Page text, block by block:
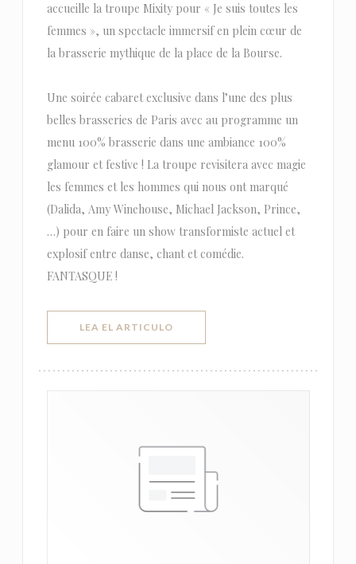
accueille la troupe Mixity pour « Je suis toutes les
femmes », un spectacle immersif en plein cœur de
la brasserie mythique de la place de la Bourse.
Une soirée cabaret exclusive dans l’une des plus
belles brasseries de Paris avec au programme un
menu 100% brasserie dans une ambiance 100%
glamour et festive ! La troupe revisitera avec magie
les femmes et les hommes qui nous ont marqué
(Dalida, Amy Winehouse, Michael Jackson, Prince,
…) pour en faire un show transformiste actuel et
explosif entre danse, chant et comédie.
FANTASQUE !
LEA EL ARTICULO((ABRE EN UNA NUEVA VENTANA))